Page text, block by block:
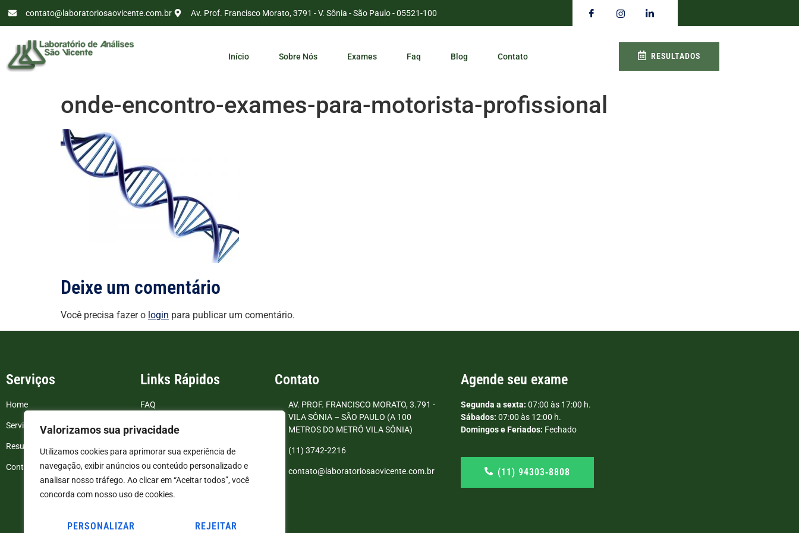
Valorizamos sua privacidade
Utilizamos cookies para aprimorar sua experiência de
navegação, exibir anúncios ou conteúdo personalizado e
analisar nosso tráfego. Ao clicar em “Aceitar todos”, você
concorda com nosso uso de cookies.
PERSONALIZAR REJEITAR
contato@laboratoriosaovicente.com.br Av. Prof. Francisco Morato, 3791 - V. Sônia - São Paulo - 05521-100
Início Sobre Nós Exames Faq Blog Contato RESULTADOS
onde-encontro-exames-para-motorista-profissional
Deixe um comentário
Você precisa fazer o login para publicar um comentário.
Serviços
Home
Serviços
Resultados de exames
Contato
Links Rápidos
FAQ
Blog
Politica de Privacidade
Termos e Condições
Contato
AV. PROF. FRANCISCO MORATO, 3.791 -
VILA SÔNIA – SÃO PAULO (A 100
METROS DO METRÔ VILA SÔNIA)
(11) 3742-2216
contato@laboratoriosaovicente.com.br
Agende seu exame
Segunda a sexta: 07:00 às 17:00 h.
Sábados: 07:00 às 12:00 h.
Domingos e Feriados: Fechado
(11) 94303‑8808